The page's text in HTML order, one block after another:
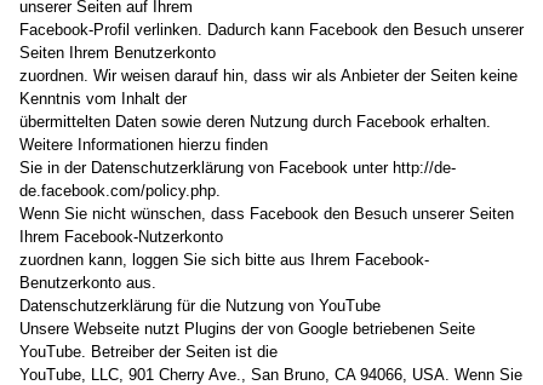
unserer Seiten auf Ihrem
Facebook-Profil verlinken. Dadurch kann Facebook den Besuch unserer
Seiten Ihrem Benutzerkonto
zuordnen. Wir weisen darauf hin, dass wir als Anbieter der Seiten keine
Kenntnis vom Inhalt der
übermittelten Daten sowie deren Nutzung durch Facebook erhalten.
Weitere Informationen hierzu finden
Sie in der Datenschutzerklärung von Facebook unter http://de-
de.facebook.com/policy.php.
Wenn Sie nicht wünschen, dass Facebook den Besuch unserer Seiten
Ihrem Facebook-Nutzerkonto
zuordnen kann, loggen Sie sich bitte aus Ihrem Facebook-
Benutzerkonto aus.
Datenschutzerklärung für die Nutzung von YouTube
Unsere Webseite nutzt Plugins der von Google betriebenen Seite
YouTube. Betreiber der Seiten ist die
YouTube, LLC, 901 Cherry Ave., San Bruno, CA 94066, USA. Wenn Sie